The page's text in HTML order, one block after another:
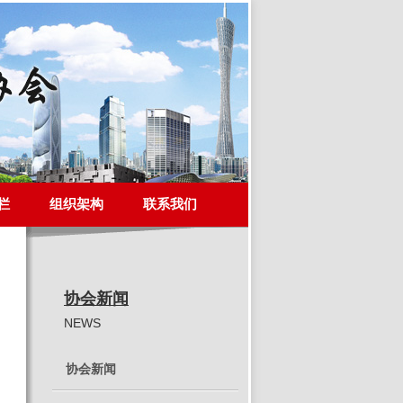
组织架构 联系我们
协会新闻
NEWS
协会新闻